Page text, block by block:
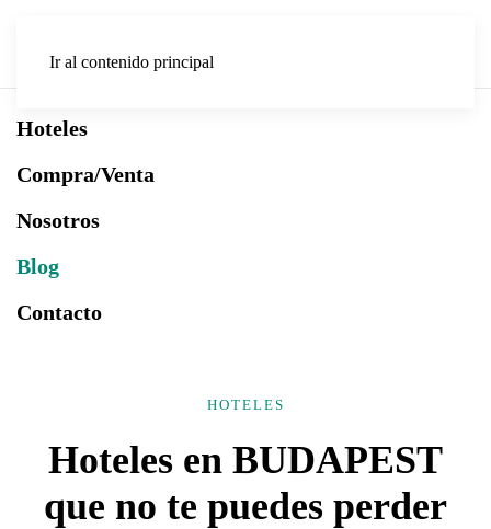
Ir al contenido principal
Hoteles
Compra/Venta
Nosotros
Blog
Contacto
HOTELES
Hoteles en BUDAPEST
que no te puedes perder